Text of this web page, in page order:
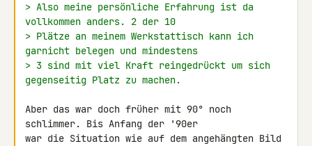
> Also meine persönliche Erfahrung ist da
vollkommen anders. 2 der 10
> Plätze an meinem Werkstattisch kann ich
garnicht belegen und mindestens
> 3 sind mit viel Kraft reingedrückt um sich
gegenseitig Platz zu machen.
Aber das war doch früher mit 90° noch
schlimmer. Bis Anfang der '90er
war die Situation wie auf dem angehängten Bild